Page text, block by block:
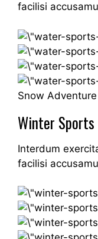
facilisi
Snow Adventure
Winter Sports
Interdum
facilisi